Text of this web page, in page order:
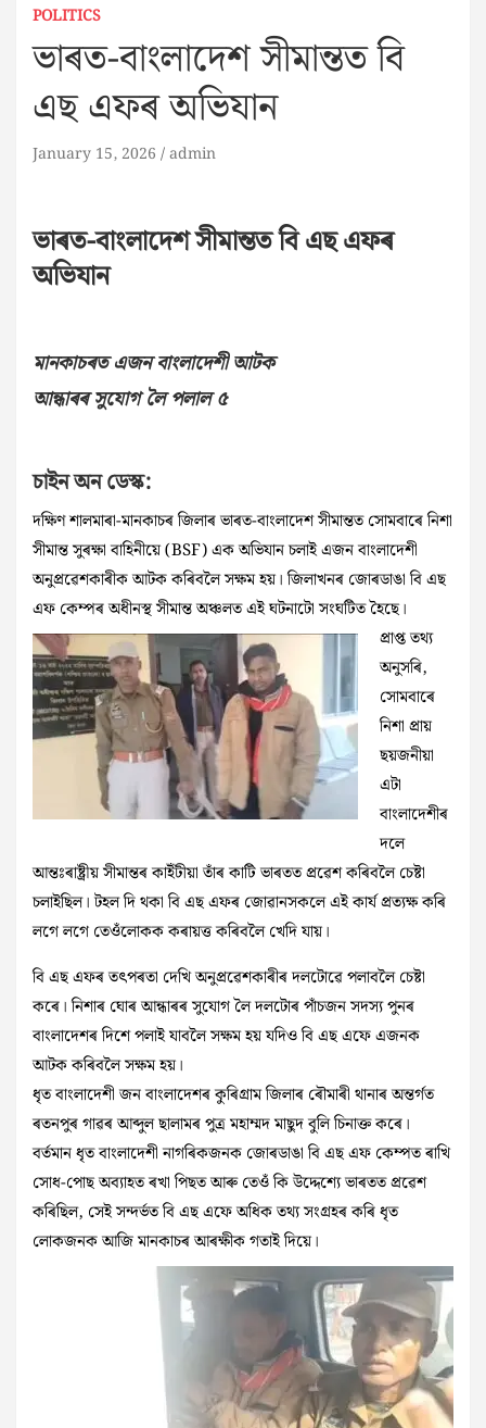
POLITICS
ভাৰত-বাংলাদেশ সীমান্তত বি
এছ এফৰ অভিযান
January 15, 2026 admin
ভাৰত-বাংলাদেশ সীমান্তত বি এছ এফৰ
অভিযান
মানকাচৰত এজন বাংলাদেশী আটক
আন্ধাৰৰ সুযোগ লৈ পলাল ৫
চাইন অন ডেস্ক:
দক্ষিণ শালমাৰা-মানকাচৰ জিলাৰ ভাৰত-বাংলাদেশ সীমান্তত সোমবাৰে নিশা
সীমান্ত সুৰক্ষা বাহিনীয়ে (BSF) এক অভিযান চলাই এজন বাংলাদেশী
অনুপ্ৰৱেশকাৰীক আটক কৰিবলৈ সক্ষম হয়। জিলাখনৰ জোৰডাঙা বি এছ
এফ কেম্পৰ অধীনস্থ সীমান্ত অঞ্চলত এইঘটনাটো সংঘটিত হৈছে।
প্ৰাপ্ত তথ্য
অনুসৰি,
সোমবাৰে
নিশা প্ৰায়
ছয়জনীয়া
এটা
বাংলাদেশীৰ
দলে
আন্তঃৰাষ্ট্ৰীয় সীমান্তৰ কাইঁটীয়া তাঁৰ কাটি ভাৰতত প্ৰৱেশ কৰিবলৈ চেষ্টা
চলাইছিল। টহল দি থকা বি এছ এফৰ জোৱানসকলে এই কাৰ্য প্ৰত্যক্ষ কৰি
লগে লগে তেওঁলোকক কৰায়ত্ত কৰিবলৈ খেদি যায়।
বি এছ এফৰ তৎপৰতা দেখি অনুপ্ৰৱেশকাৰীৰ দলটোৱে পলাবলৈ চেষ্টা
কৰে। নিশাৰ ঘোৰ আন্ধাৰৰ সুযোগ লৈ দলটোৰ পাঁচজন সদস্য পুনৰ
বাংলাদেশৰ দিশে পলাই যাবলৈ সক্ষম হয় যদিও বি এছ এফে এজনক
আটক কৰিবলৈ সক্ষম হয়।
ধৃত বাংলাদেশী জন বাংলাদেশৰ কুৰিগ্ৰাম জিলাৰ ৰৌমাৰী থানাৰ অন্তৰ্গত
ৰতনপুৰ গাৱৰ আব্দুল ছালামৰ পুত্ৰ মহাম্মদ মাছুদ বুলি চিনাক্ত কৰে।
বৰ্তমান ধৃত বাংলাদেশী নাগৰিকজনক জোৰডাঙা বি এছ এফ কেম্পত ৰাখি
সোধ-পোছ অব্যাহত ৰখা পিছত আৰু তেওঁ কি উদ্দেশ্যে ভাৰতত প্ৰৱেশ
কৰিছিল, সেই সন্দৰ্ভত বি এছ এফে অধিক তথ্য সংগ্ৰহৰ কৰি ধৃত
লোকজনক আজি মানকাচৰ আৰক্ষীক গতাই দিয়ে।